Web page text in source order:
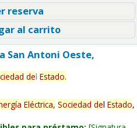
reserva
al carrito
San Antoni Oeste,
del Estado.
Eléctrica, Sociedad del Estado,